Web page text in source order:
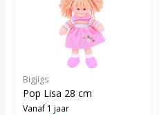
Bigjigs
Pop Lisa 28 cm
Vanaf 1 jaar